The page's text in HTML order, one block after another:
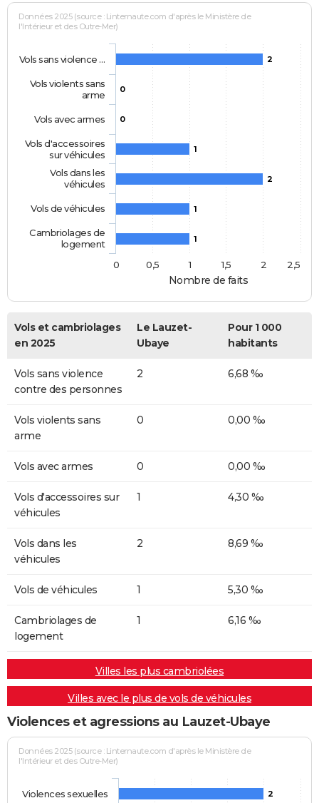
Nombre de faits
Données 2025 (source : Linternaute.com d'après le Ministère de
l'Intérieur et des Outre-Mer)
2
0
0
1
2
1
1
Vols sans violence …
Vols violents sans
arme
Vols avec armes
Vols d'accessoires
sur véhicules
Vols dans les
véhicules
Vols de véhicules
Cambriolages de
logement
0
0,5 1 1,5 2 2,5
Vols et cambriolages
en 2025
Le Lauzet-
Ubaye
Pour 1 000
habitants
Vols sans violence
contre des personnes
2 6,68 ‰
Vols violents sans
arme
0 0,00 ‰
Vols avec armes 0 0,00 ‰
Vols d'accessoires sur
véhicules
1 4,30 ‰
Vols dans les
véhicules
2 8,69 ‰
Vols de véhicules 1 5,30 ‰
Cambriolages de
logement
1 6,16 ‰
Villes les plus cambriolées
Villes avec le plus de vols de véhicules
Violences et agressions au Lauzet-Ubaye
Données 2025 (source : Linternaute.com d'après le Ministère de
l'Intérieur et des Outre-Mer)
2
Violences sexuelles